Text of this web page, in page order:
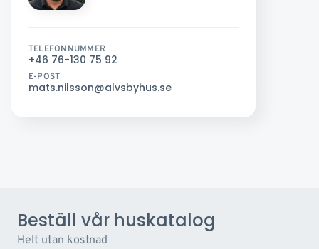
TELEFONNUMMER
+46 76-130 75 92
E-POST
mats.nilsson@alvsbyhus.se
Beställ vår huskatalog
Helt utan kostnad